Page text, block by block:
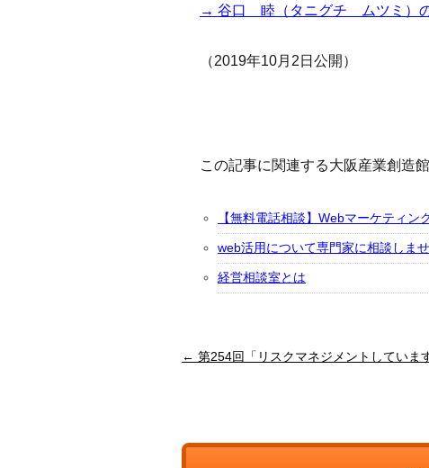
→ 谷口 睦（タニグチ ムツミ）
（2019年10月2日公開）
この記事に関連する大阪産業創造
【無料電話相談】Webマーケティン
web活用について専門家に相談しま
経営相談室とは
← 第254回「リスクマネジメントしていま